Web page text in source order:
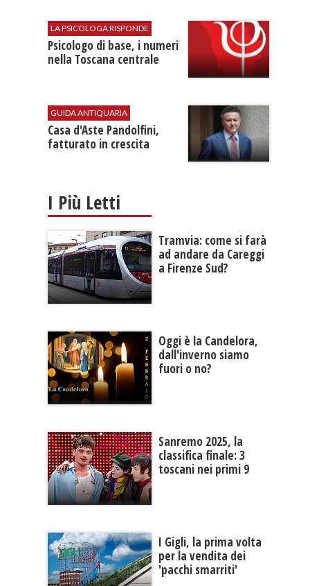
LA PSICOLOGA RISPONDE
Psicologo di base, i numeri
nella Toscana centrale
GUIDA ANTIQUARIA
Casa d'Aste Pandolfini,
fatturato in crescita
I Più Letti
Tramvia: come si farà
ad andare da Careggi
a Firenze Sud?
Oggi è la Candelora,
dall'inverno siamo
fuori o no?
Sanremo 2025, la
classifica finale: 3
toscani nei primi 9
I Gigli, la prima volta
per la vendita dei
'pacchi smarriti'